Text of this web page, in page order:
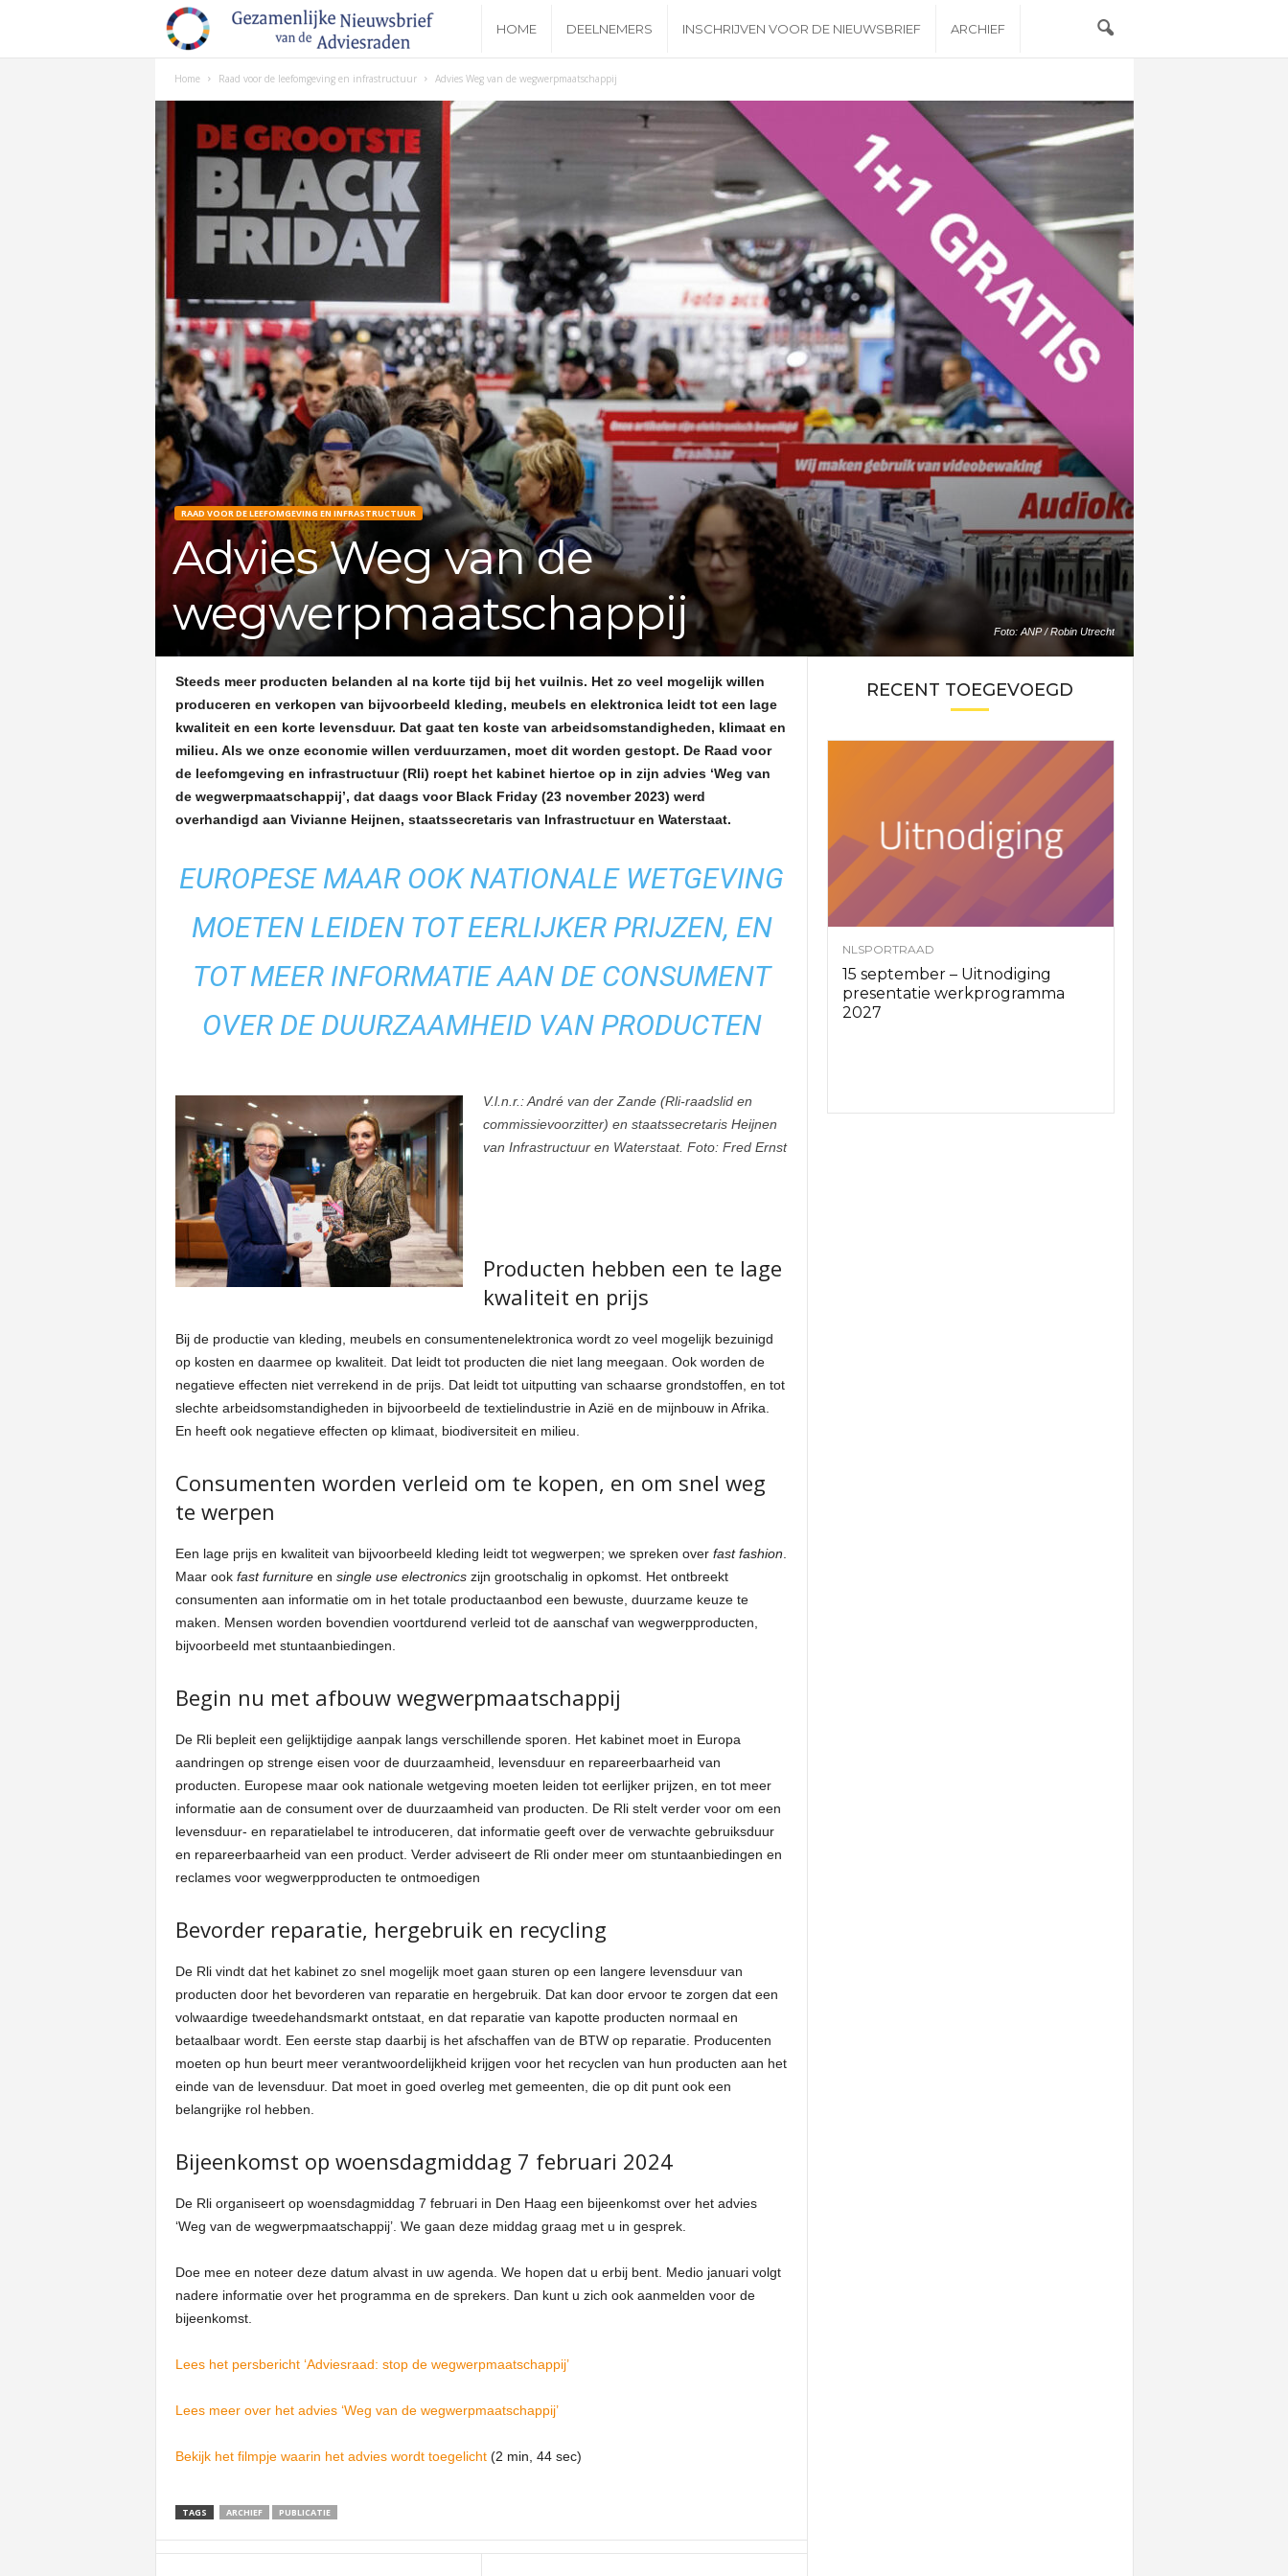
e
w
s
b
r
i
e
f
v
d
A
v
i
e
s
a
n
HOME DEELNEMERS INSCHRIJVEN VOOR DE NIEUWSBRIEF ARCHIEF
Home Raad voor de leefomgeving en infrastructuur Advies Weg van de wegwerpmaatschappij
Foto: ANP / Robin Utrecht
RAAD VOOR DE LEEFOMGEVING EN INFRASTRUCTUUR
Advies Weg van de
wegwerpmaatschappij
Steeds meer producten belanden al na korte tijd bij het vuilnis. Het zo veel mogelijk willen
produceren en verkopen van bijvoorbeeld kleding, meubels en elektronica leidt tot een lage
kwaliteit en een korte levensduur. Dat gaat ten koste van arbeidsomstandigheden, klimaat en
milieu. Als we onze economie willen verduurzamen, moet dit worden gestopt. De Raad voor
de leefomgeving en infrastructuur (Rli) roept het kabinet hiertoe op in zijn advies ‘Weg van
de wegwerpmaatschappij’, dat daags voor Black Friday (23 november 2023) werd
overhandigd aan Vivianne Heijnen, staatssecretaris van Infrastructuur en Waterstaat.
EUROPESE MAAR OOK NATIONALE WETGEVING
MOETEN LEIDEN TOT EERLIJKER PRIJZEN, EN
TOT MEER INFORMATIE AAN DE CONSUMENT
OVER DE DUURZAAMHEID VAN PRODUCTEN
V.l.n.r.: André van der Zande (Rli-raadslid en
commissievoorzitter) en staatssecretaris Heijnen
van Infrastructuur en Waterstaat. Foto: Fred Ernst
Producten hebben een te lage
kwaliteit en prijs
Bij de productie van kleding, meubels en consumentenelektronica wordt zo veel mogelijk bezuinigd
op kosten en daarmee op kwaliteit. Dat leidt tot producten die niet lang meegaan. Ook worden de
negatieve effecten niet verrekend in de prijs. Dat leidt tot uitputting van schaarse grondstoffen, en tot
slechte arbeidsomstandigheden in bijvoorbeeld de textielindustrie in Azië en de mijnbouw in Afrika.
En heeft ook negatieve effecten op klimaat, biodiversiteit en milieu.
Consumenten worden verleid om te kopen, en om snel weg
te werpen
Een lage prijs en kwaliteit van bijvoorbeeld kleding leidt tot wegwerpen; we spreken over fast fashion
Maar ook fast furnitureen single use electronicszijn grootschalig in opkomst. Het ontbreekt
consumenten aan informatie om in het totale productaanbod een bewuste, duurzame keuze te
maken. Mensen worden bovendien voortdurend verleid tot de aanschaf van wegwerpproducten,
bijvoorbeeld met stuntaanbiedingen.
Begin nu met afbouw wegwerpmaatschappij
De Rli bepleit een gelijktijdige aanpak langs verschillende sporen. Het kabinet moet in Europa
aandringen op strenge eisen voor de duurzaamheid, levensduur en repareerbaarheid van
producten. Europese maar ook nationale wetgeving moeten leiden tot eerlijker prijzen, en tot meer
informatie aan de consument over de duurzaamheid van producten. De Rli stelt verder voor om een
levensduur- en reparatielabel te introduceren, dat informatie geeft over de verwachte gebruiksduur
en repareerbaarheid van een product. Verder adviseert de Rli onder meer om stuntaanbiedingen en
reclames voor wegwerpproducten te ontmoedigen
Bevorder reparatie, hergebruik en recycling
De Rli vindt dat het kabinet zo snel mogelijk moet gaan sturen op een langere levensduur van
producten door het bevorderen van reparatie en hergebruik. Dat kan door ervoor te zorgen dat een
volwaardige tweedehandsmarkt ontstaat, en dat reparatie van kapotte producten normaal en
betaalbaar wordt. Een eerste stap daarbij is het afschaffen van de BTW op reparatie. Producenten
moeten op hun beurt meer verantwoordelijkheid krijgen voor het recyclen van hun producten aan het
einde van de levensduur. Dat moet in goed overleg met gemeenten, die op dit punt ook een
belangrijke rol hebben.
Bijeenkomst op woensdagmiddag 7 februari 2024
De Rli organiseert op woensdagmiddag 7 februari in Den Haag een bijeenkomst over het advies
‘Weg van de wegwerpmaatschappij’. We gaan deze middag graag met u in gesprek.
Doe mee en noteer deze datum alvast in uw agenda. We hopen dat u erbij bent. Medio januari volgt
nadere informatie over het programma en de sprekers. Dan kunt u zich ook aanmelden voor de
bijeenkomst.
Lees het persbericht ‘Adviesraad: stop de wegwerpmaatschappij’
Lees meer over het advies ‘Weg van de wegwerpmaatschappij’
Bekijk het filmpje waarin het advies wordt toegelicht(2 min, 44 sec)
TAGS ARCHIEF PUBLICATIE
RECENT TOEGEVOEGD
NLSPORTRAAD
15 september – Uitnodiging
presentatie werkprogramma
2027